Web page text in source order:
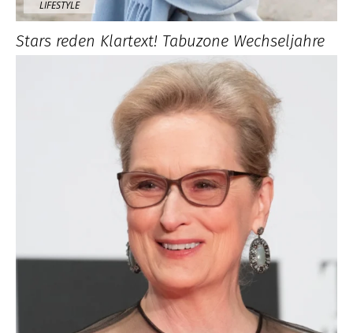
LIFESTYLE
Stars reden Klartext! Tabuzone Wechseljahre